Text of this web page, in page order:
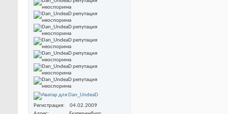
Регистрация
04.02.2009